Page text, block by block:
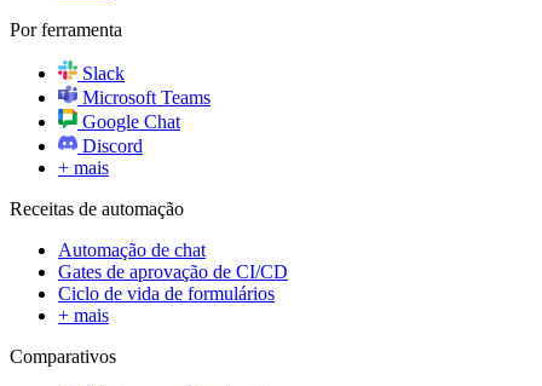
Por ferramenta
Slack
Microsoft Teams
Google Chat
Discord
+ mais
Receitas de automação
Automação de chat
Gates de aprovação de CI/CD
Ciclo de vida de formulários
+ mais
Comparativos